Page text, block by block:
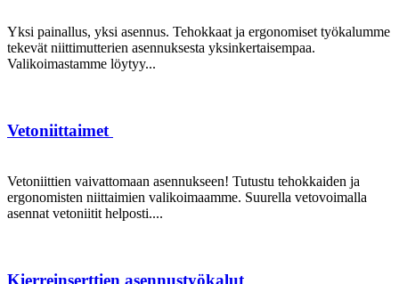
Yksi painallus, yksi asennus. Tehokkaat ja ergonomiset työkalumme
tekevät niittimutterien asennuksesta yksinkertaisempaa.
Valikoimastamme löytyy...
Vetoniittaimet
Vetoniittien vaivattomaan asennukseen! Tutustu tehokkaiden ja
ergonomisten niittaimien valikoimaamme. Suurella vetovoimalla
asennat vetoniitit helposti....
Kierreinserttien asennustyökalut